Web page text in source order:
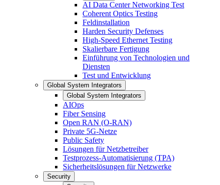
AI Data Center Networking Test
Coherent Optics Testing
Feldinstallation
Harden Security Defenses
High-Speed Ethernet Testing
Skalierbare Fertigung
Einführung von Technologien und
Diensten
Test und Entwicklung
Global System Integrators
Global System Integrators
AIOps
Fiber Sensing
Open RAN (O-RAN)
Private 5G-Netze
Public Safety
Lösungen für Netzbetreiber
Testprozess-Automatisierung (TPA)
Sicherheitslösungen für Netzwerke
Security